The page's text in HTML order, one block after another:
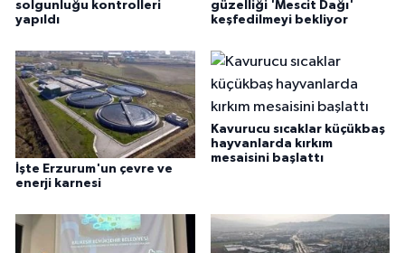
solgunluğu kontrolleri
yapıldı
güzelliği 'Mescit Dağı'
keşfedilmeyi bekliyor
İşte Erzurum'un çevre ve
enerji karnesi
Kavurucu sıcaklar küçükbaş
hayvanlarda kırkım
mesaisini başlattı